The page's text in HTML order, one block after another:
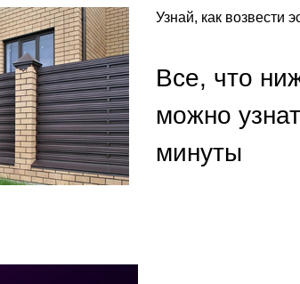
жалюзи с кирпичными столбами
заборы
ограждения
ПО ХАРАКТЕРИСТИКАМ
заборы
заборы
дизайнерские заборы
Узнай, как возвести
Все, что
можно
минуты